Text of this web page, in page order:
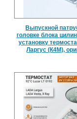
Выпускной
головке блока
установку
Ларгус (К4М),